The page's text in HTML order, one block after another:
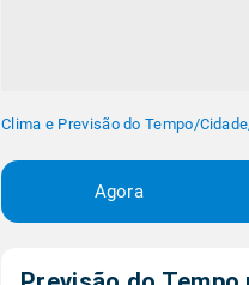
Clima e Previsão do Tempo/Cidade
Agora